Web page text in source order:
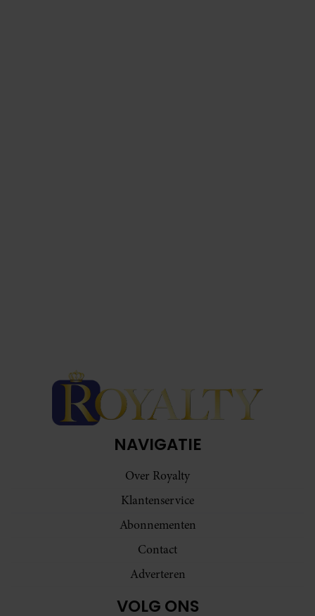
NAVIGATIE
Over Royalty
Klantenservice
Abonnementen
Contact
Adverteren
VOLG ONS